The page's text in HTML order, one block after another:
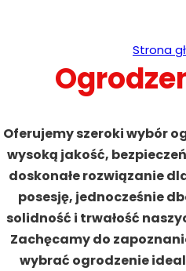
Strona
Oferujemy szeroki wybór
wysoką jakość,
doskonałe rozwiązanie
posesję, jednocześnie
solidność i trwałość
Zachęcamy do
wybrać ogrodzenie